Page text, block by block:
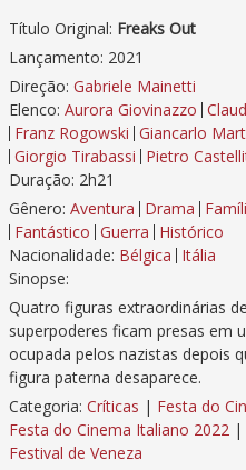
Título Original: Freaks Out
Lançamento: 2021
Direção: Gabriele Mainetti
Elenco: Aurora Giovinazzo
Franz Rogowski Giancarlo
Giorgio Tirabassi Pietro
Duração: 2h21
Gênero: Aventura Drama
Fantástico Guerra Histórico
Nacionalidade: Bélgica Itália
Sinopse:
Quatro figuras extraordinárias
superpoderes ficam presas em
ocupada pelos nazistas depois
figura paterna desaparece.
Categoria: Críticas | Festa do
Festa do Cinema Italiano 2022 |
Festival de Veneza